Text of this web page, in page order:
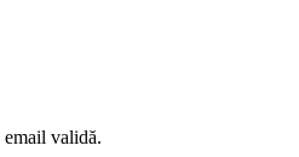
email validă.